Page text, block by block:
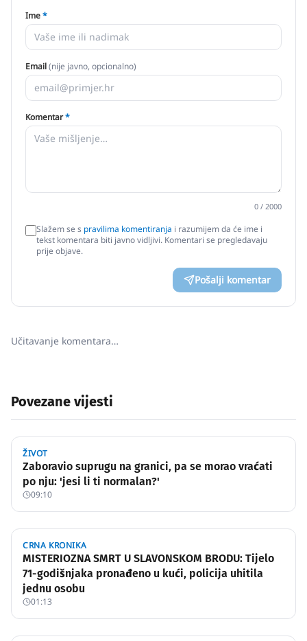
Ime*
Email(nije javno, opcionalno)
Komentar*
0 / 2000
Slažem se s pravilima komentiranja i razumijem da će ime i
tekst komentara biti javno vidljivi. Komentari se pregledavaju
prije objave.
Pošalji komentar
Učitavanje komentara…
Povezane vijesti
ŽIVOT
Zaboravio suprugu na granici, pa se morao vraćati
po nju: 'jesi li ti normalan?'
09:10
CRNA KRONIKA
MISTERIOZNA SMRT U SLAVONSKOM BRODU: Tijelo
71-godišnjaka pronađeno u kući, policija uhitila
jednu osobu
01:13